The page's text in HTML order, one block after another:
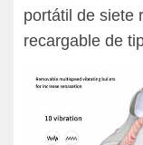
portátil de siete
recargable de